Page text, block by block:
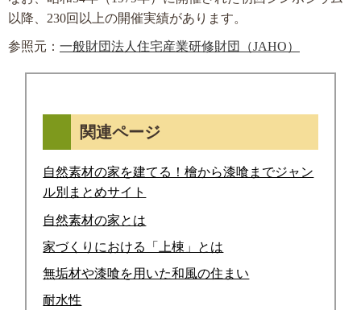
以降、230回以上の開催実績があります。
参照元： 一般財団法人住宅産業研修財団（JAHO）
関連ページ
自然素材の家を建てる！檜から漆喰までジャン
ル別まとめサイト
自然素材の家とは
家づくりにおける「上棟」とは
無垢材や漆喰を用いた和風の住まい
耐水性